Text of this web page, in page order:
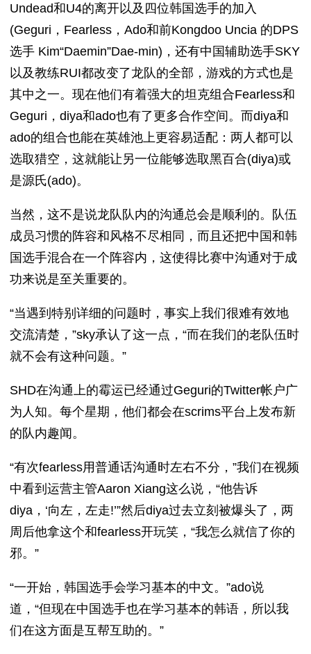
Undead和U4的离开以及四位韩国选手的加入
(Geguri，Fearless，Ado和前Kongdoo Uncia 的DPS
选手 Kim“Daemin”Dae-min)，还有中国辅助选手SKY
以及教练RUI都改变了龙队的全部，游戏的方式也是
其中之一。现在他们有着强大的坦克组合Fearless和
Geguri，diya和ado也有了更多合作空间。而diya和
ado的组合也能在英雄池上更容易适配：两人都可以
选取猎空，这就能让另一位能够选取黑百合(diya)或
是源氏(ado)。
当然，这不是说龙队队内的沟通总会是顺利的。队伍
成员习惯的阵容和风格不尽相同，而且还把中国和韩
国选手混合在一个阵容内，这使得比赛中沟通对于成
功来说是至关重要的。
“当遇到特别详细的问题时，事实上我们很难有效地
交流清楚，”sky承认了这一点，“而在我们的老队伍时
就不会有这种问题。”
SHD在沟通上的霉运已经通过Geguri的Twitter帐户广
为人知。每个星期，他们都会在scrims平台上发布新
的队内趣闻。
“有次fearless用普通话沟通时左右不分，”我们在视频
中看到运营主管Aaron Xiang这么说，“他告诉
diya，‘向左，左走!’”然后diya过去立刻被爆头了，两
周后他拿这个和fearless开玩笑，“我怎么就信了你的
邪。”
“一开始，韩国选手会学习基本的中文。”ado说
道，“但现在中国选手也在学习基本的韩语，所以我
们在这方面是互帮互助的。”